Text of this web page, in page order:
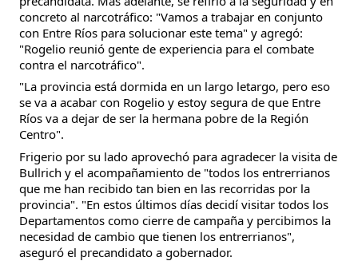
concreto al narcotráfico: "Vamos a trabajar en conjunto
con Entre Ríos para solucionar este tema" y agregó:
"Rogelio reunió gente de experiencia para el combate
contra el narcotráfico".
"La provincia está dormida en un largo letargo, pero eso
se va a acabar con Rogelio y estoy segura de que Entre
Ríos va a dejar de ser la hermana pobre de la Región
Centro".
Frigerio por su lado aprovechó para agradecer la visita de
Bullrich y el acompañamiento de "todos los entrerrianos
que me han recibido tan bien en las recorridas por la
provincia". "En estos últimos días decidí visitar todos los
Departamentos como cierre de campaña y percibimos la
necesidad de cambio que tienen los entrerrianos",
aseguró el precandidato a gobernador.